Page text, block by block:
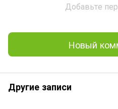
Добавьте
Новый
Другие записи